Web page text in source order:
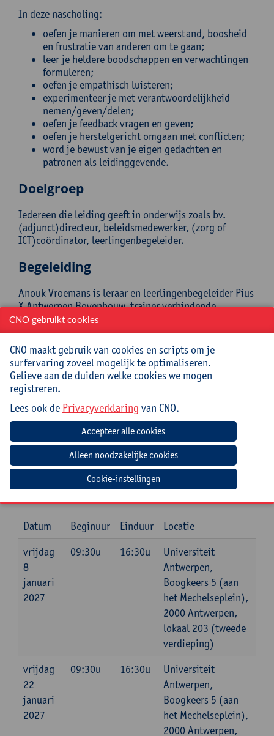
In deze nascholing:
oefen je manieren om met weerstand, boosheid
en frustratie van anderen om te gaan;
leer je heldere boodschappen en verwachtingen
formuleren;
oefen je empathisch luisteren;
experimenteer je met verantwoordelijkheid
nemen/geven/delen;
oefen je feedback vragen en geven;
oefen je herstelgericht omgaan met conflicten;
word je bewust van je eigen gedachten en
patronen als leidinggevende.
Doelgroep
Iedereen die leiding geeft in onderwijs zoals bv.
(adjunct)directeur, beleidsmedewerker, (zorg of
ICT)coördinator, leerlingenbegeleider.
Begeleiding
Anouk Vroemans is leraar en leerlingenbegeleider Pius
X Antwerpen Bovenbouw, trainer verbindende
communicatie en herstelgericht werken, HERGO-
moderator.
Praktisch
Deze cursus loopt over 2 dagen.
Cursuscode:26/DR/282A
Cursusmateriaal en lunches inbegrepen
Jouw bijdrage: 264 EUR.
Inlichtingen bij: Tamara Bonne, 03 265 29 89,
Datum Beginuur Einduur
Locatie
vrijdag
8
januari
2027
09:30u 16:30u
Universiteit
Antwerpen,
Boogkeers 5 (aan
het Mechelseplein),
2000 Antwerpen,
lokaal 203 (tweede
verdieping)
vrijdag
22
januari
2027
09:30u 16:30u
Universiteit
Antwerpen,
Boogkeers 5 (aan
het Mechelseplein),
2000 Antwerpen,
CNO gebruikt cookies
CNO maakt gebruik van cookies en scripts om je
surfervaring zoveel mogelijk te optimaliseren.
Gelieve aan de duiden welke cookies we mogen
registreren.
Lees ook de Privacyverklaring van CNO.
Cookie-instellingen